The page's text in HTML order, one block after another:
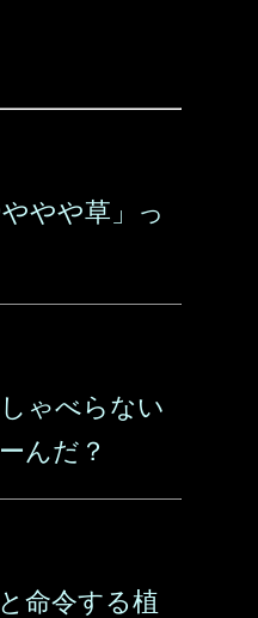
やや草」っ
ゃべらない
んだ？
命令する植